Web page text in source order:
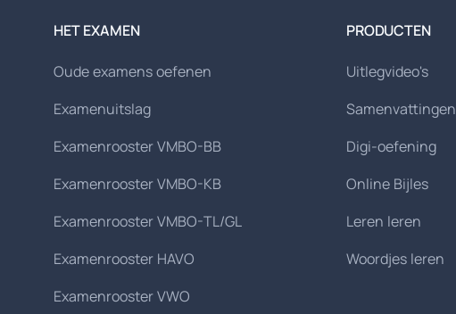
HET EXAMEN
Oude examens oefenen
Examenuitslag
Examenrooster VMBO-BB
Examenrooster VMBO-KB
Examenrooster VMBO-TL/GL
Examenrooster HAVO
Examenrooster VWO
PRODUCTEN
Uitlegvideo's
Samenvattingen
Digi-oefening
Online Bijles
Leren leren
Woordjes leren